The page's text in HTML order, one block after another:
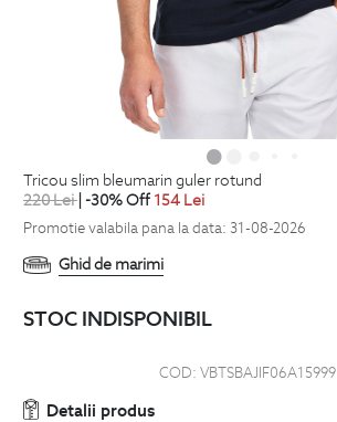
tricou slim bleumarin guler rotund
220Lei| -30% Off 154 Lei
Promotie valabila pana la data: 31-08-2026
Ghid de marimi
STOC INDISPONIBIL
COD: VBTSBAJIF06A15999
Detalii produs